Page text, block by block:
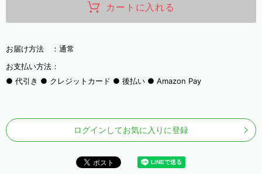
カートに入れる
お届け方法 ： 通常
お支払い方法：
代引き
クレジットカード 後払い Amazon Pay
ログインしてお気に入りに登録